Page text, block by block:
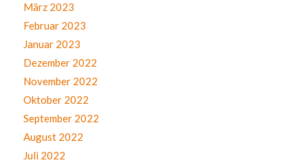
März 2023
Februar 2023
Januar 2023
Dezember 2022
November 2022
Oktober 2022
September 2022
August 2022
Juli 2022